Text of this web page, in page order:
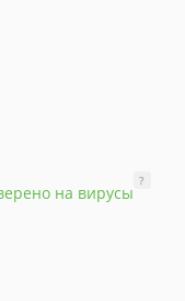
на вирусы
?